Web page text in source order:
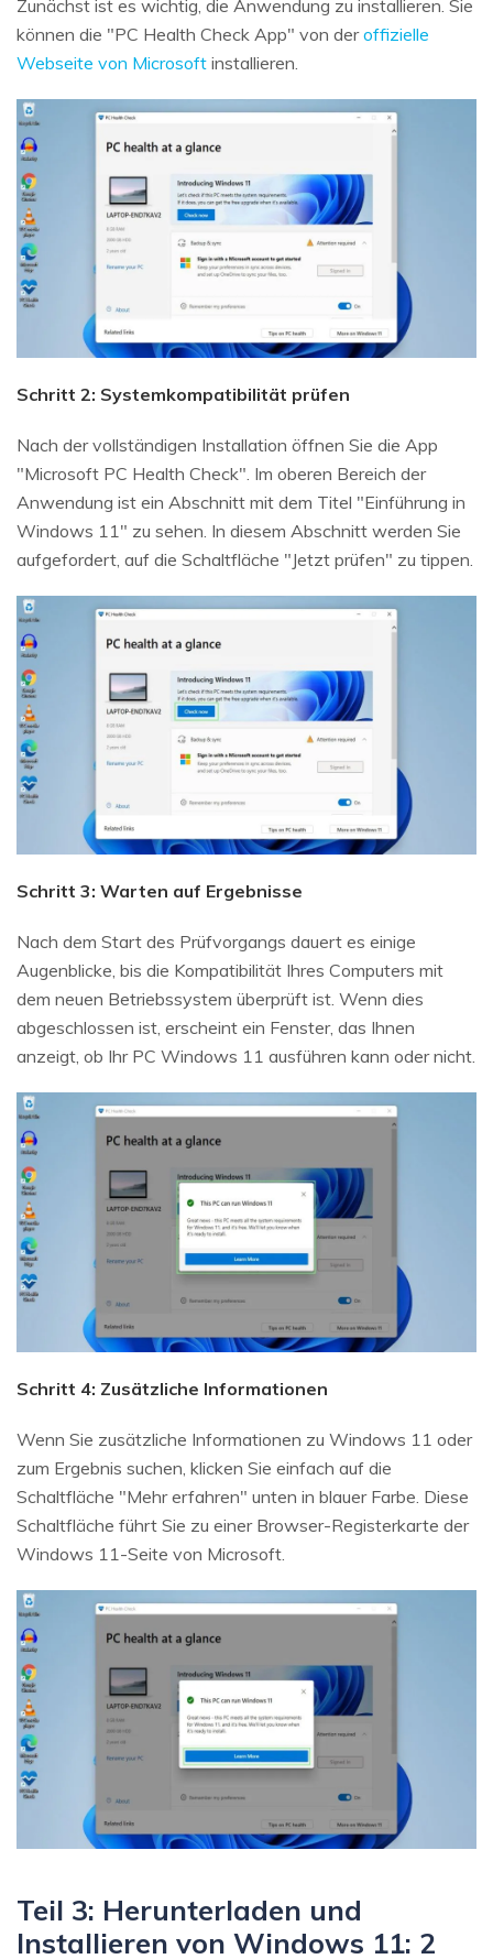
Zunächst ist es wichtig, die Anwendung zu installieren. Sie
können die "PC Health Check App" von deroffizielle
Webseite von Microsoft installieren.
Schritt 2: Systemkompatibilität prüfen
Nach der vollständigen Installation öffnen Sie die App
"Microsoft PC Health Check". Im oberen Bereich der
Anwendung ist ein Abschnitt mit dem Titel "Einführung in
Windows 11" zu sehen. In diesem Abschnitt werden Sie
aufgefordert, auf die Schaltfläche "Jetzt prüfen" zu tippen.
Schritt 3: Warten auf Ergebnisse
Nach dem Start des Prüfvorgangs dauert es einige
Augenblicke, bis die Kompatibilität Ihres Computers mit
dem neuen Betriebssystem überprüft ist. Wenn dies
abgeschlossen ist, erscheint ein Fenster, das Ihnen
anzeigt, ob Ihr PC Windows 11 ausführen kann oder nicht.
Schritt 4: Zusätzliche Informationen
Wenn Sie zusätzliche Informationen zu Windows 11 oder
zum Ergebnis suchen, klicken Sie einfach auf die
Schaltfläche "Mehr erfahren" unten in blauer Farbe. Diese
Schaltfläche führt Sie zu einer Browser-Registerkarte der
Windows 11-Seite von Microsoft.
Teil 3: Herunterladen und
Installieren von Windows 11: 2